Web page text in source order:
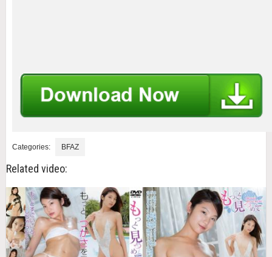
Categories: BFAZ
Related video: